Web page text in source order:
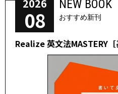
2026
08
NEW BOOK
おすすめ新刊
Realize 英文法MASTERY［